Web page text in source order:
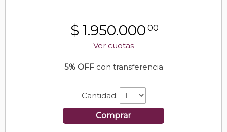
$ 1.950.000 00
Ver cuotas
5% OFFcon transferencia
Cantidad:
Comprar